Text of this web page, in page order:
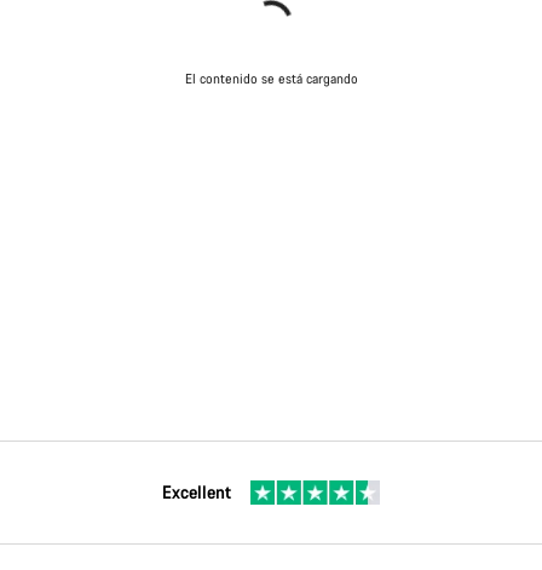
El contenido se está cargando
Excellent